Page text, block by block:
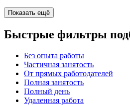
Показать ещё
Быстрые фильтры
Без опыта работы
Частичная занятость
От прямых работодателей
Полная занятость
Полный день
Удаленная работа